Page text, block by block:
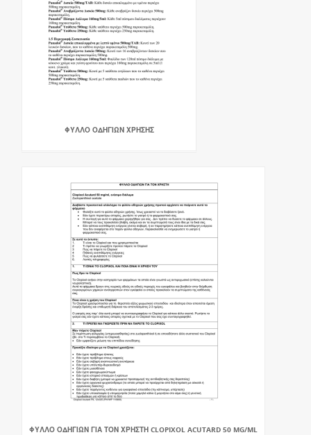
ΦΥΛΛΟ ΟΔΗΓΙΩΝ ΧΡΗΣΗΣ
ΦΥΛΛΟ ΟΔΗΓΙΩΝ ΓΙΑ ΤΟΝ ΧΡΗΣΤΗ CLOPIXOL ACUTARD 50 MG/ML